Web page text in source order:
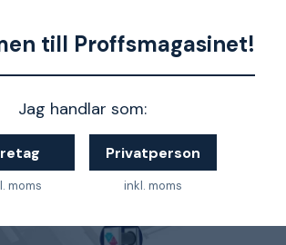
till Proffsmagasinet!
Jag handlar som:
moms
Privatperson
inkl. moms